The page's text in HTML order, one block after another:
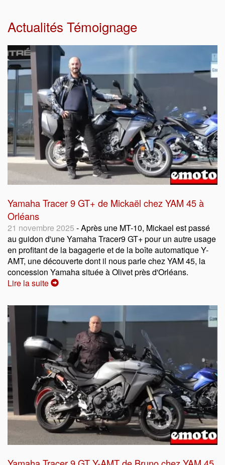
Actualités Témoignage
Yamaha Tracer 9 GT+ de Mickaël chez YAM 45 à
Orléans
21 novembre 2025 - Après une MT-10, Mickael est passé
au guidon d'une Yamaha Tracer9 GT+ pour un autre usage
en profitant de la bagagerie et de la boîte automatique Y-
AMT, une découverte dont il nous parle chez YAM 45, la
concession Yamaha située à Olivet près d'Orléans.
Lire la suite